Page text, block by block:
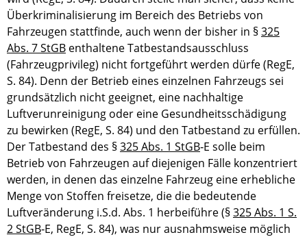
Überkriminalisierung im Bereich des Betriebs von
Fahrzeugen stattfinde, auch wenn der bisher in §325
Abs. 7 StGB enthaltene Tatbestandsausschluss
(Fahrzeugprivileg) nicht fortgeführt werden dürfe (RegE,
S. 84). Denn der Betrieb eines einzelnen Fahrzeugs sei
grundsätzlich nicht geeignet, eine nachhaltige
Luftverunreinigung oder eine Gesundheitsschädigung
zu bewirken (RegE, S. 84) und den Tatbestand zu erfüllen.
Der Tatbestand des §325 Abs. 1 StGB‑E solle beim
Betrieb von Fahrzeugen auf diejenigen Fälle konzentriert
werden, in denen das einzelne Fahrzeug eine erhebliche
Menge von Stoffen freisetze, die die bedeutende
Luftveränderung i.S.d. Abs. 1 herbeiführe (§325 Abs. 1 S.
2 StGB‑E, RegE, S. 84), was nur ausnahmsweise möglich